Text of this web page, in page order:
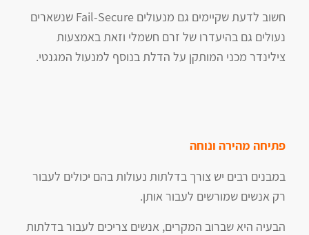
חשוב לדעת שקיימים גם מנעולים Fail-Secure שנשארים
נעולים גם בהיעדרו של זרם חשמלי וזאת באמצעות
צילינדר מכני המותקן על הדלת בנוסף למנעול המגנטי.
פתיחה מהירה ונוחה
במבנים רבים יש צורך בדלתות נעולות בהם יכולים לעבור
רק אנשים שמורשים לעבור אותן.
הבעיה היא שברוב המקרים, אנשים צריכים לעבור בדלתות